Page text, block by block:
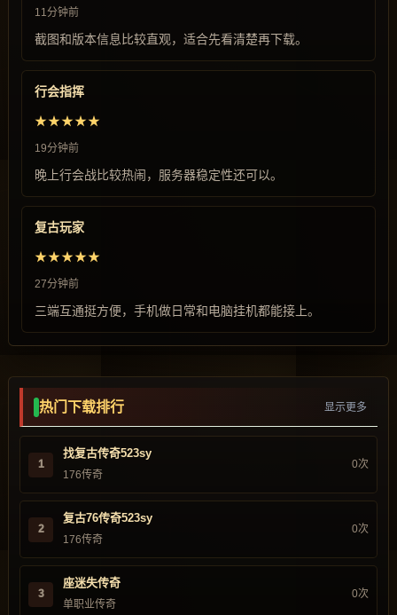
11分钟前
截图和版本信息比较直观，适合先看清楚再下载。
行会指挥
★★★★★
19分钟前
晚上行会战比较热闹，服务器稳定性还可以。
复古玩家
★★★★★
27分钟前
三端互通挺方便，手机做日常和电脑挂机都能接上。
热门下载排行 显示更多
1
找复古传奇523sy
176传奇
0次
2
复古76传奇523sy
176传奇
0次
3
座迷失传奇
单职业传奇
0次